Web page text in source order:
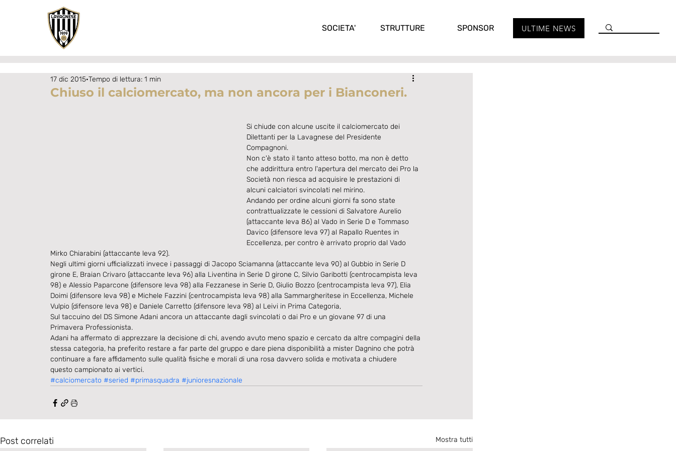
SOCIETA' STRUTTURE SPONSOR ULTIME NEWS
Chiuso il calciomercato, ma non ancora per i Bianconeri.
17 dic 2015 Tempo di lettura: 1 min
Si chiude con alcune uscite il calciomercato dei
Dilettanti per la Lavagnese del Presidente
Compagnoni.
Non c'è stato il tanto atteso botto, ma non è detto
che addirittura entro l'apertura del mercato dei Pro la
Società non riesca ad acquisire le prestazioni di
alcuni calciatori svincolati nel mirino.
Andando per ordine alcuni giorni fa sono state
contrattualizzate le cessioni di Salvatore Aurelio
(attaccante leva 86) al Vado in Serie D e Tommaso
Davico (difensore leva 97) al Rapallo Ruentes in
Eccellenza, per contro è arrivato proprio dal Vado
Mirko Chiarabini (attaccante leva 92).
Negli ultimi giorni ufficializzati invece i passaggi di Jacopo Sciamanna (attaccante leva 90) al Gubbio in Serie D
girone E, Braian Crivaro (attaccante leva 96) alla Liventina in Serie D girone C, Silvio Garibotti (centrocampista leva
98) e Alessio Paparcone (difensore leva 98) alla Fezzanese in Serie D, Giulio Bozzo (centrocampista leva 97), Elia
Doimi (difensore leva 98) e Michele Fazzini (centrocampista leva 98) alla Sammargheritese in Eccellenza, Michele
Vulpio (difensore leva 98) e Daniele Carretto (difensore leva 98) al Leivi in Prima Categoria,
Sul taccuino del DS Simone Adani ancora un attaccante dagli svincolati o dai Pro e un giovane 97 di una
Primavera Professionista.
Adani ha affermato di apprezzare la decisione di chi, avendo avuto meno spazio e cercato da altre compagini della
stessa categoria, ha preferito restare a far parte del gruppo e dare piena disponibilità a mister Dagnino che potrà
continuare a fare affidamento sulle qualità fisiche e morali di una rosa davvero solida e motivata a chiudere
questo campionato ai vertici.
#calciomercato #seried #primasquadra #junioresnazionale
Post correlati Mostra tutti